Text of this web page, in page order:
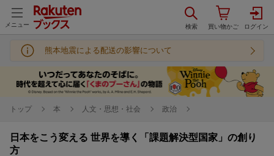
メニュー
熊本地震による配送の影響について
トップ 本 人文・思想・社会 政治
日本をこう変える 世界を導く「課題解決型国家」の創り
方